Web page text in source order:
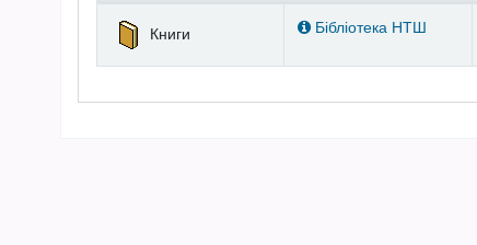
Фонди
Книги Бібліотека НТШ